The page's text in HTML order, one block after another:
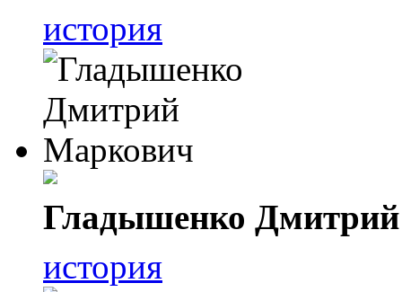
история
Гладышенко
история